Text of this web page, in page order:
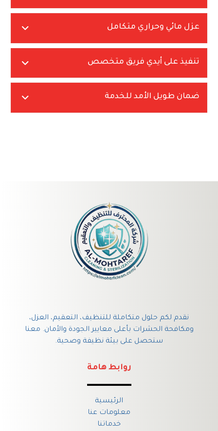
عزل مائي وحراري متكامل
تنفيذ على أيدي فريق متخصص
ضمان طويل الأمد للخدمة
نقدم لكم حلول متكاملة للتنظيف، التعقيم، العزل،
ومكافحة الحشرات بأعلى معايير الجودة والأمان. معنا
ستحصل على بيئة نظيفة وصحية.
روابط هامة
الرئيسية
معلومات عنا
خدماتنا